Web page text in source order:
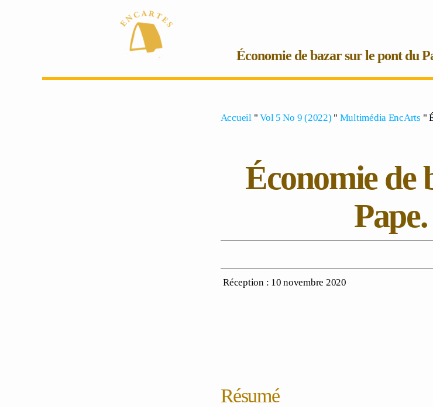
Économie de bazar sur le pont du
Accueil"Vol 5 No 9 (2022) " Multimédia EncArts "
Économie de
Réception : 10 novembre 2020
Résumé